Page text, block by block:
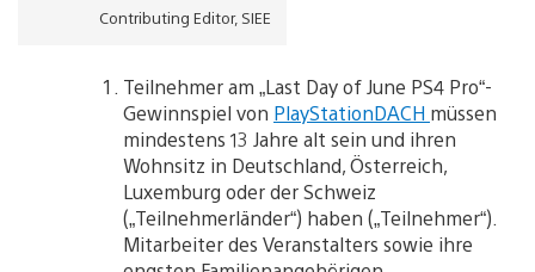
Contributing Editor, SIEE
Teilnehmer am „Last Day of June PS4 Pro“-
Gewinnspiel von PlayStationDACH müssen
mindestens 13 Jahre alt sein und ihren
Wohnsitz in Deutschland, Österreich,
Luxemburg oder der Schweiz
(„Teilnehmerländer“) haben („Teilnehmer“).
Mitarbeiter des Veranstalters sowie ihre